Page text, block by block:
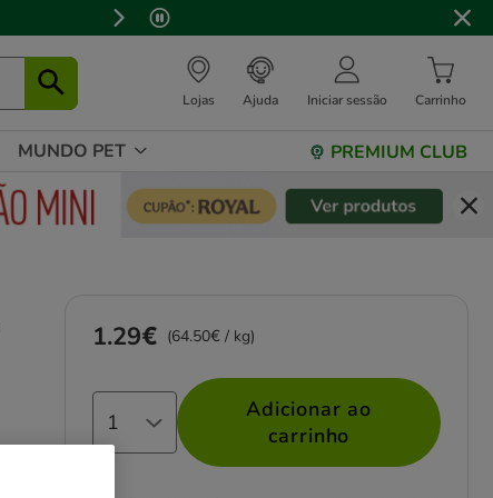
Lojas Ajuda Iniciar sessão Carrinho
MUNDO PET PREMIUM CLUB
Preço 1.29€, 64.50 EUR por kg
1.29€ (64.50€ / kg)
Adicionar ao
carrinho